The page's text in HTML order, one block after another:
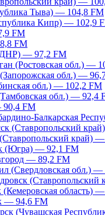
Тыва) — 104,8 FM
Кипр) — 102,9
FM
FM
— 97,2 FM
(Ростовская обл.) —
обл.) —
обл.) — 102,2 FM
обл.) — 92,4
FM
Балкарская
(Ставропольский
край)
(Югра) — 92,1 FM
— 89,2 FM
(Свердловская обл.) —
(Кемеровская область)
— 94,6 FM
(Чувашская